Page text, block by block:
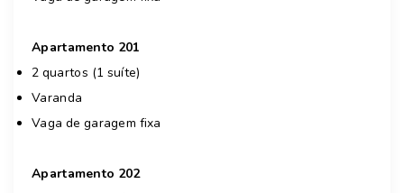
Apartamento 201
2 quartos (1 suíte)
Varanda
Vaga de garagem fixa
Apartamento 202